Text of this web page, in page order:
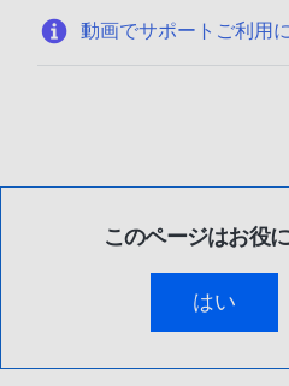
動画でサポートご利用
このページはお役
はい